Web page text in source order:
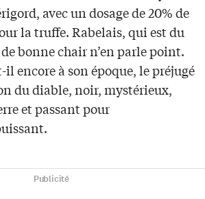
avec un dosage de 20% de
la truffe. Rabelais, qui est du
bonne chair n’en parle point.
encore à son époque, le préjugé
du diable, noir, mystérieux,
et passant pour
Publicité